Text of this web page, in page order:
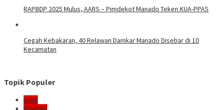
RAPBDP 2025 Mulus, AARS – Pimdekot Manado Teken KUA-PPAS
Cegah Kebakaran, 40 Relawan Damkar Manado Disebar di 10
Kecamatan
Topik Populer
sulut